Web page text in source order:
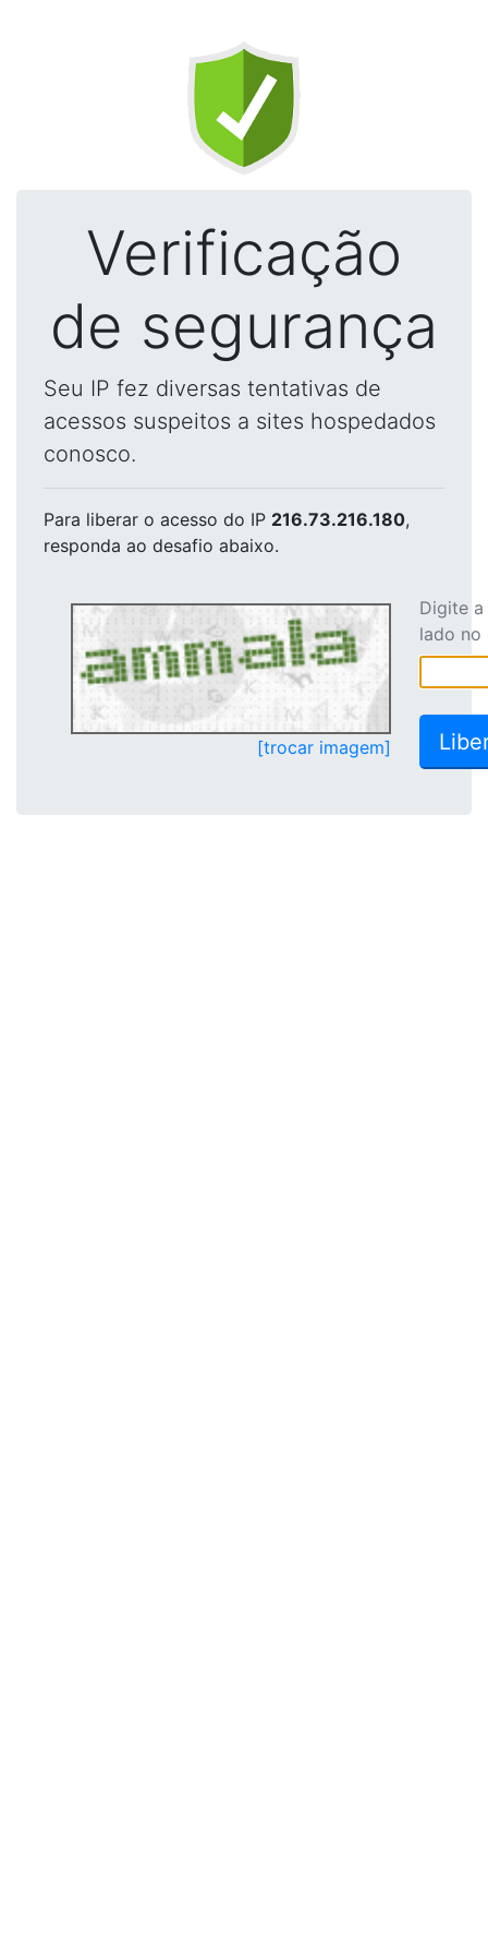
Verificação
de segurança
Seu IP fez diversas tentativas de
acessos suspeitos a sites hospedados
conosco.
Para liberar o acesso do IP 216.73.216.180,
responda ao desafio abaixo.
[trocar imagem]
Digite
lado no